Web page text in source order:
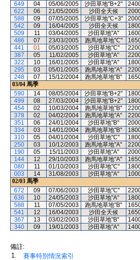
649
04 05/06/2005 沙田草地"B+2"
622
06 21/05/2005 沙田全天候
588
09 07/05/2005 沙田草地"C+3"
542
09 16/04/2005 沙田全天候
509
11 03/04/2005 沙田草地"A"
486
07 23/03/2005 跑馬地草地"C"
441
01 05/03/2005 沙田草地"C"
387
05 11/02/2005 沙田草地"A"
322
10 16/01/2005 沙田草地"A"
295
03 05/01/2005 跑馬地草地"A"
248
07 15/12/2004 跑馬地草地"B"
03/04 馬季
590
14 08/05/2004 沙田草地"B+2"
499
08 27/03/2004 沙田草地"B+2"
454
02 10/03/2004 跑馬地草地"B"
378
02 04/02/2004 跑馬地草地"A"
351
06 24/01/2004 沙田草地"B"
334
03 14/01/2004 跑馬地草地"B"
310
05 04/01/2004 沙田草地"C"
250
03 10/12/2003 跑馬地草地"A"
190
05 15/11/2003 沙田草地"A"
144
12 29/10/2003 跑馬地草地"A"
080
11 01/10/2003 沙田草地"C"
003
14 31/08/2003 沙田草地"A"
02/03 馬季
672
09 07/06/2003 沙田草地"C"
636
10 24/05/2003 沙田草地"A"
588
11 07/05/2003 跑馬地草地"B"
541
12 16/04/2003 沙田全天候
367
13 03/02/2003 沙田草地"B"
340
09 19/01/2003 沙田草地"A"
備註:
1.
賽事特別情況索引